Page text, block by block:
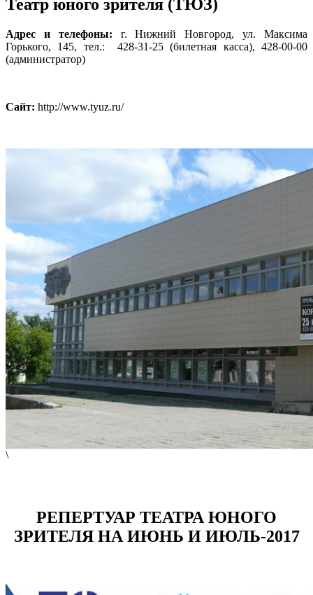
Театр юного зрителя (ТЮЗ)
Адрес и телефоны: г. Нижний Новгород, ул. Максима
Горького, 145, тел.: 428-31-25 (билетная касса), 428-00-00
(администратор)
Сайт: http://www.tyuz.ru/
\
РЕПЕРТУАР ТЕАТРА ЮНОГО
ЗРИТЕЛЯ НА ИЮНЬ И ИЮЛЬ-2017